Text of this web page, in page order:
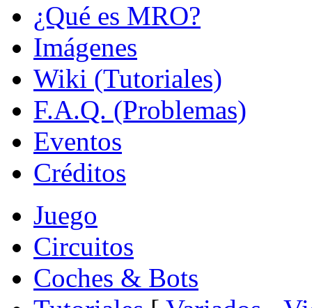
¿Qué es MRO?
Imágenes
Wiki (Tutoriales)
F.A.Q. (Problemas)
Eventos
Créditos
Juego
Circuitos
Coches & Bots